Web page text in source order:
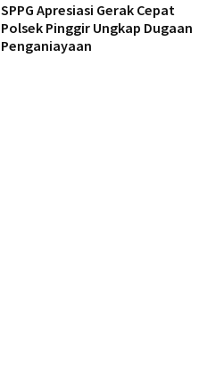
SPPG Apresiasi Gerak Cepat
Polsek Pinggir Ungkap Dugaan
Penganiayaan